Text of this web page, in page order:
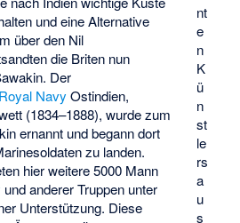
nt
e
n
K
ü
n
st
le
rs
a
u
s
und eine Alternative
über den Nil
die Briten nun
Der
Royal Navy Ostindien,
(1834–1888), wurde zum
ernannt und begann dort
zu landen.
hier weitere 5000 Mann
und anderer Truppen unter
Unterstützung. Diese